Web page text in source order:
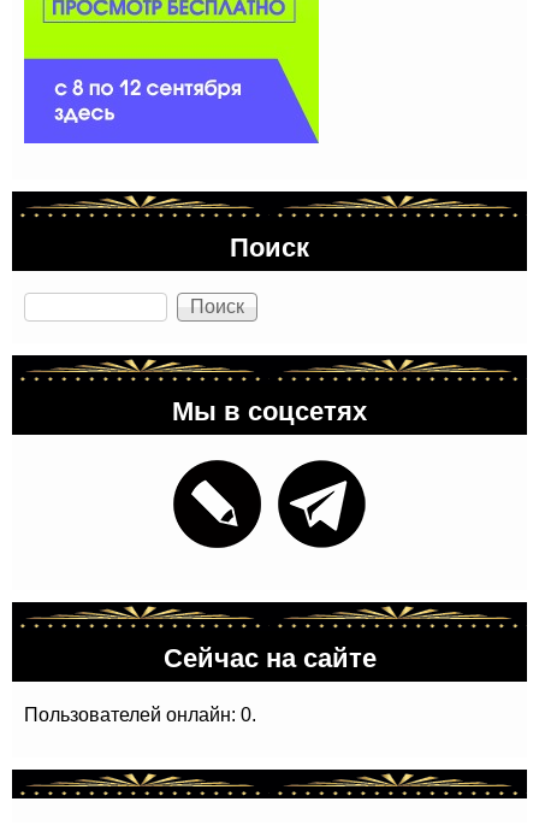
Поиск
Поиск
Мы в соцсетях
Сейчас на сайте
Пользователей онлайн: 0.